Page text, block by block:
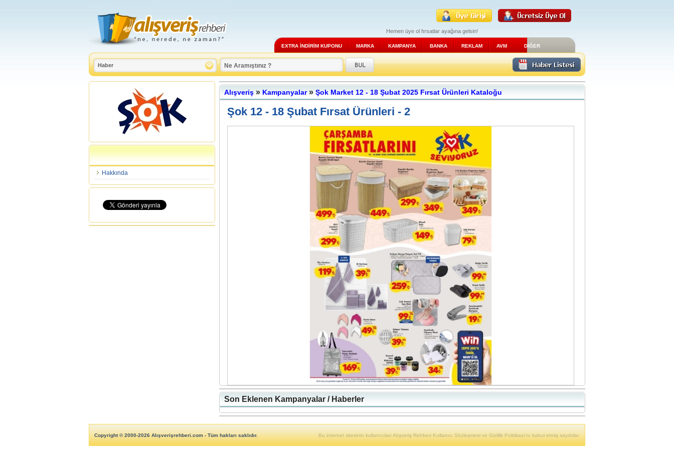
Hemen üye ol fırsatlar ayağına gelsin!
EXTRA İNDİRİM KUPONU MARKA KAMPANYA BANKA REKLAM AVM DİĞER
Hakkında
Alışveriş » Kampanyalar» Şok Market 12 - 18 Şubat 2025 Fırsat Ürünleri Kataloğu
Şok 12 - 18 Şubat Fırsat Ürünleri - 2
Son Eklenen Kampanyalar / Haberler
Copyright © 2000-2026 Alışverişrehberi.com - Tüm hakları saklıdır. Bu internet sitesinin kullanıcıları Alışveriş Rehberi Kullanıcı Sözleşmesi ve Gizlilik Politikası'nı kabul etmiş sayılırlar.